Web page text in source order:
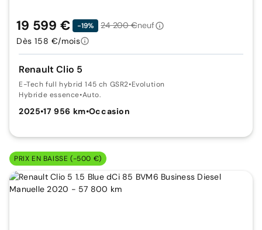
Renault Clio 5
E-Tech full hybrid 145 ch GSR2•Evolution
Hybride essence•Auto.
2025•17 956 km•Occasion
19 599 € -19% 24 200 €neuf
Dès 158 €/mois
PRIX EN BAISSE (-500 €)